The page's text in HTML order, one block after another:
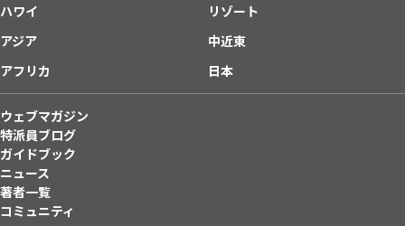
ハワイ
リゾート
アジア
中近東
アフリカ
日本
ウェブマガジン
特派員ブログ
ガイドブック
ニュース
著者一覧
コミュニティ